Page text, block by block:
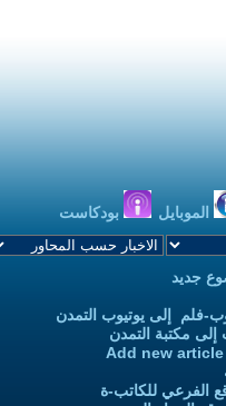
الموبايل بودكاست
جديد
فلم إلى يوتيوب التمدن
إلى مكتبة التمدن
Add new
الفرعي للكاتب-ة